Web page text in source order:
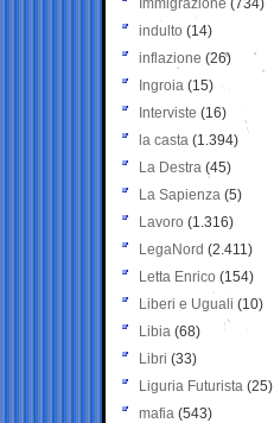
Immigrazione (734)
indulto (14)
inflazione (26)
Ingroia (15)
Interviste (16)
la casta (1.394)
La Destra (45)
La Sapienza (5)
Lavoro (1.316)
LegaNord (2.411)
Letta Enrico (154)
Liberi e Uguali (10)
Libia (68)
Libri (33)
Liguria Futurista (25)
mafia (543)